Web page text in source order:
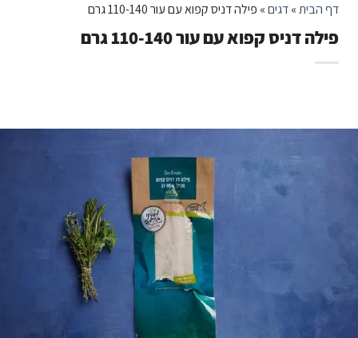
דף הבית»דגים» פילה דניס קפוא עם עור 110-140 גרם
פילה דניס קפוא עם עור 110-140 גרם